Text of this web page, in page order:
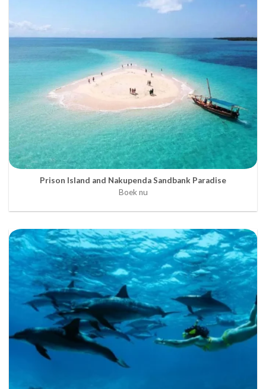
Prison Island and Nakupenda Sandbank Paradise
Boek nu